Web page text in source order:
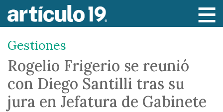
a
l
o
Gestiones
Rogelio Frigerio se reunió
con Diego Santilli tras su
jura en Jefatura de Gabinete